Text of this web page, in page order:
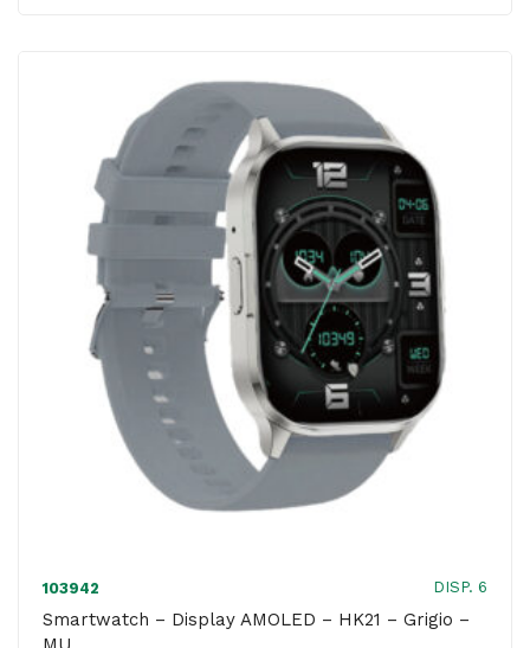
HK21
-
Blu
MU
quantità
103942 DISP. 6
Smartwatch – Display AMOLED – HK21 – Grigio –